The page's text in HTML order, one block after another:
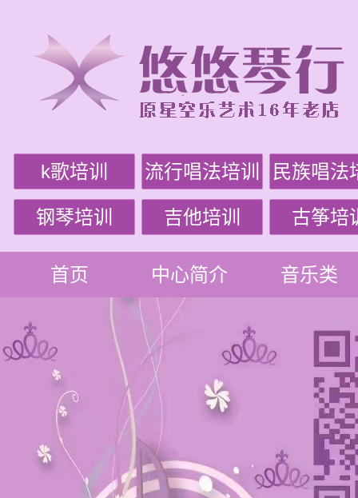
k歌培训 流行唱法培训 民族唱法
钢琴培训 吉他培训 古筝培
首页 中心简介 音乐类